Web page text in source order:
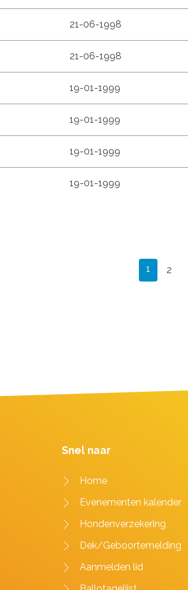
21-06-1998
21-06-1998
19-01-1999
19-01-1999
19-01-1999
19-01-1999
1 2
Snel naar
Home
Evenementen kalender
Hondenverzekering
Dek/Geboortemelding
Aanmelden lid